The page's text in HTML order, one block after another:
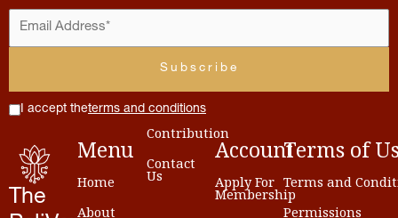
I accept theterms and conditions
The
Menu
Home
About
Contribution
Contact
Us
Account
Apply For
Membership
Terms of
Terms and
Permissions